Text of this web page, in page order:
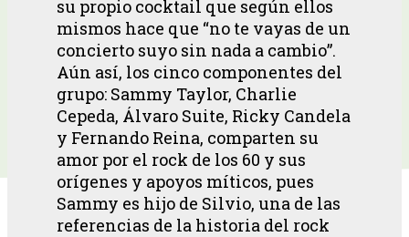
su propio cocktail que según ellos
mismos hace que “no te vayas de un
concierto suyo sin nada a cambio”.
Aún así, los cinco componentes del
grupo: Sammy Taylor, Charlie
Cepeda, Álvaro Suite, Ricky Candela
y Fernando Reina, comparten su
amor por el rock de los 60 y sus
orígenes y apoyos míticos, pues
Sammy es hijo de Silvio, una de las
referencias de la historia del rock